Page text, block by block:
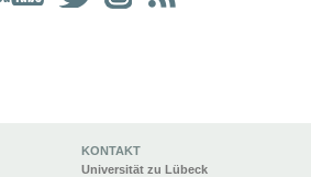
KONTAKT
Universität zu Lübeck